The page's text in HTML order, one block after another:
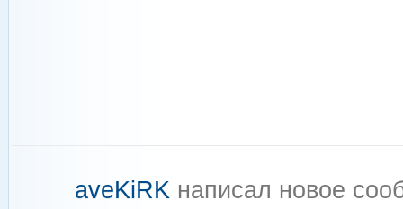
aveKiRKнаписал новое